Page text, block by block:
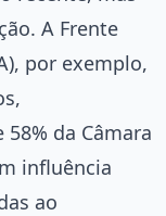
A Frente
por exemplo,
da Câmara
influência
ao